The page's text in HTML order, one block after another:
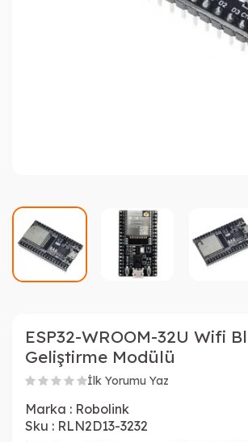
ESP32-WROOM-32U Wifi
Geliştirme Modülü
İlk Yorumu Yaz
Marka : Robolink
Sku : RLN2D13-3232